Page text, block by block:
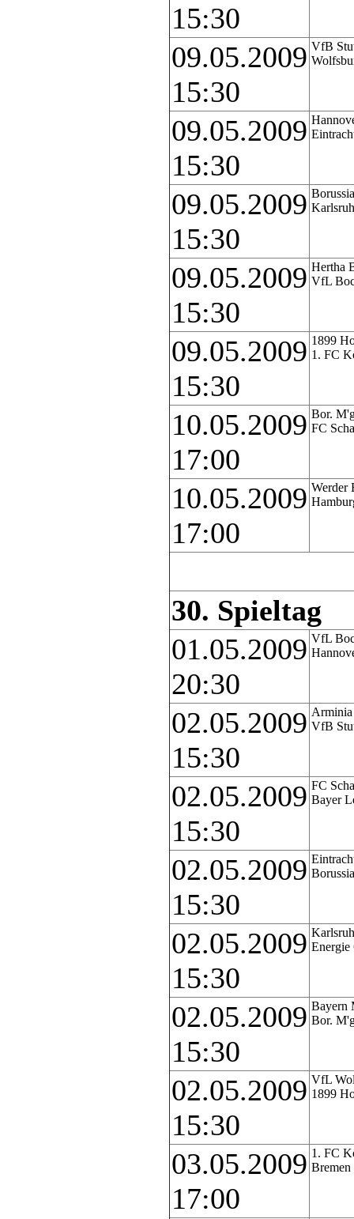
15:30
09.05.2009
15:30
VfB
09.05.2009
15:30
09.05.2009
15:30
09.05.2009
15:30
Hertha
VfL
09.05.2009
15:30
1899
1. FC
10.05.2009
17:00
Bor.
FC
10.05.2009
17:00
Werder
30. Spieltag
01.05.2009
20:30
VfL
02.05.2009
15:30
VfB
02.05.2009
15:30
FC
Bayer
02.05.2009
15:30
02.05.2009
15:30
Energie
02.05.2009
15:30
Bayern
Bor.
02.05.2009
15:30
VfL
1899
03.05.2009
17:00
1. FC
Bremen